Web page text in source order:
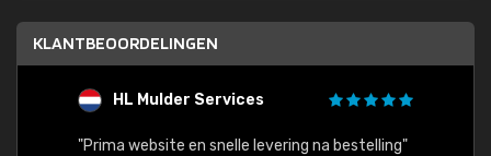
KLANTBEOORDELINGEN
HL Mulder Services
"Prima website en snelle levering na bestelling"